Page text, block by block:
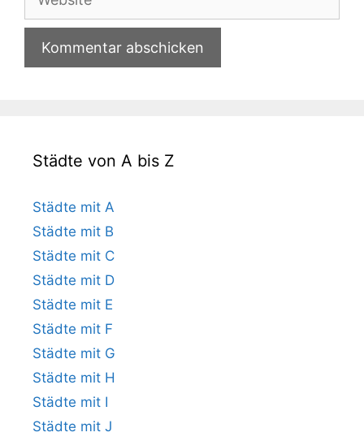
Städte von A bis Z
Städte mit A
Städte mit B
Städte mit C
Städte mit D
Städte mit E
Städte mit F
Städte mit G
Städte mit H
Städte mit I
Städte mit J